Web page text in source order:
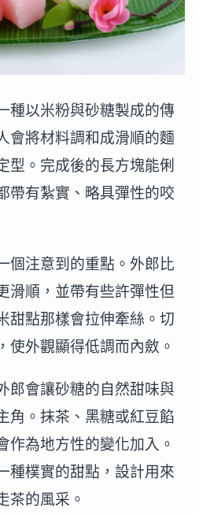
種以米粉與砂糖製成的傳
會將材料調和成滑順的麵
型。完成後的長方塊能俐
帶有紮實、略具彈性的咬
個注意到的重點。外郎比
滑順，並帶有些許彈性但
甜點那樣會拉伸牽絲。切
使外觀顯得低調而內斂。
郎會讓砂糖的自然甜味與
角。抹茶、黑糖或紅豆餡
作為地方性的變化加入。
種樸實的甜點，設計用來
茶的風采。